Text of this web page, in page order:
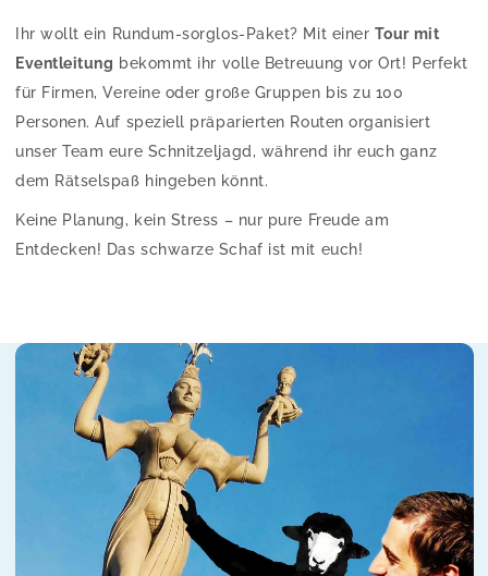
Ihr wollt ein Rundum-sorglos-Paket? Mit einer Tour mit
Eventleitung bekommt ihr volle Betreuung vor Ort! Perfekt
für Firmen, Vereine oder große Gruppen bis zu 100
Personen. Auf speziell präparierten Routen organisiert
unser Team eure Schnitzeljagd, während ihr euch ganz
dem Rätselspaß hingeben könnt.
Keine Planung, kein Stress – nur pure Freude am
Entdecken! Das schwarze Schaf ist mit euch!